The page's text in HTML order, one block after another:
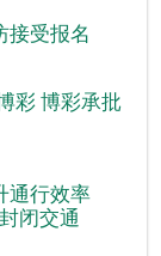
接受报名
彩 博彩承批
通行效率
闭交通